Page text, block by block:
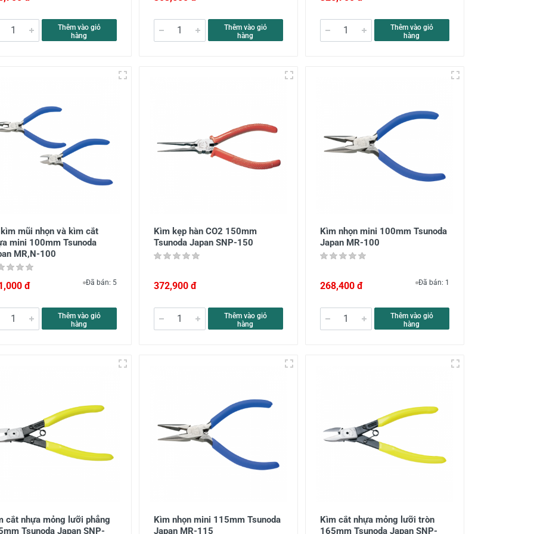
Thêm vào giỏ
hàng
Thêm vào giỏ
hàng
Thêm vào giỏ
hàng
mũi nhọn và kìm cắt
mini 100mm Tsunoda
MR,N-100
đ Đã bán: 5
Thêm vào giỏ
hàng
Kìm kẹp hàn CO2 150mm
Tsunoda Japan SNP-150
372,900 đ
Thêm vào giỏ
hàng
Kìm nhọn mini 100mm Tsunoda
Japan MR-100
268,400 đ Đã bán: 1
Thêm vào giỏ
hàng
cắt nhựa mỏng lưỡi phẳng
Tsunoda Japan SNP-
Kìm nhọn mini 115mm Tsunoda
Japan MR-115
Kìm cắt nhựa mỏng lưỡi tròn
165mm Tsunoda Japan SNP-